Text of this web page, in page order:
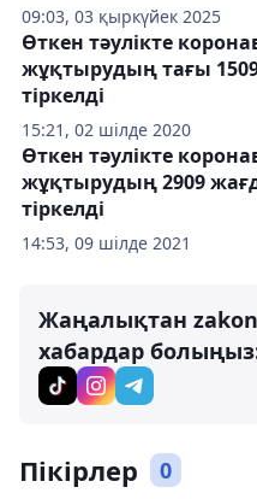
09:03, 03 қыркүйек 2025
15:21, 02 шілде 2020
Өткен тәулікте
жұқтырудың тағы
тіркелді
14:53, 09 шілде 2021
Өткен тәулікте
жұқтырудың 2909
тіркелді
Жаңалықтан
хабардар
Пікірлер 0